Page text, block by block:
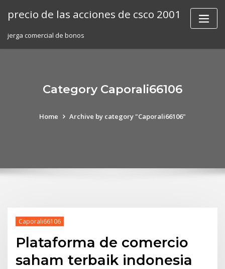
precio de las acciones de csco 2001
jerga comercial de bonos
Category Caporali66106
Home Archive by category "Caporali66106"
Caporali66106
Plataforma de comercio
saham terbaik indonesia